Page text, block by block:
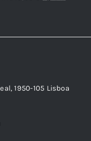
era:
é:
1950-105 Lisboa